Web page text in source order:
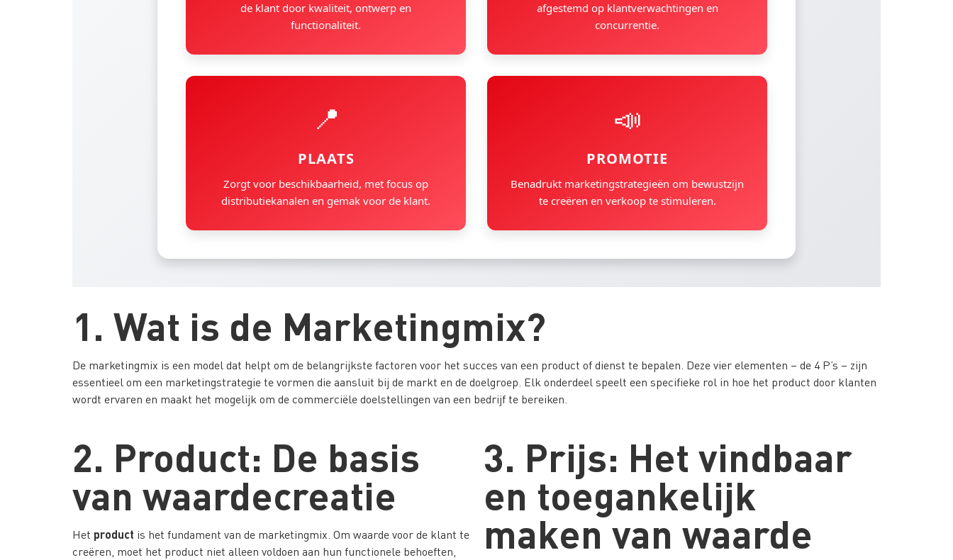
de klant door kwaliteit, ontwerp en
functionaliteit.
afgestemd op klantverwachtingen en
concurrentie.
📍
PLAATS
Zorgt voor beschikbaarheid, met focus op
distributiekanalen en gemak voor de klant.
📣
PROMOTIE
Benadrukt marketingstrategieën om bewustzijn
te creëren en verkoop te stimuleren.
1. Wat is de Marketingmix?
De marketingmix is een model dat helpt om de belangrijkste factoren voor het succes van een product of dienst te bepalen. Deze vier elementen – de 4 P’s – zijn
essentieel om een marketingstrategie te vormen die aansluit bij de markt en de doelgroep. Elk onderdeel speelt een specifieke rol in hoe het product door klanten
wordt ervaren en maakt het mogelijk om de commerciële doelstellingen van een bedrijf te bereiken.
2. Product: De basis
van waardecreatie
Het product is het fundament van de marketingmix. Om waarde voor de klant te
creëren, moet het product niet alleen voldoen aan hun functionele behoeften,
3. Prijs: Het vindbaar
en toegankelijk
maken van waarde